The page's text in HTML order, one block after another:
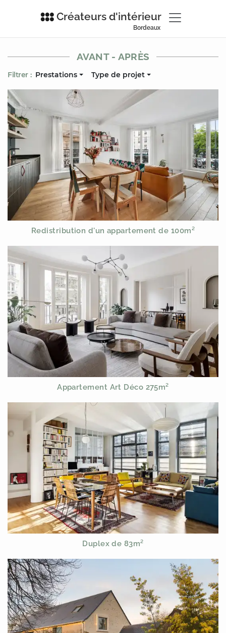
Créateurs d'intérieur
Bordeaux
AVANT - APRÈS
Filtrer : Prestations Type de projet
Redistribution d'un appartement de 100m²
Appartement Art Déco 275m²
Duplex de 83m²